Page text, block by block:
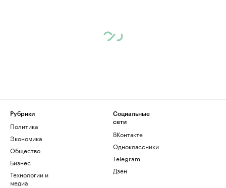
Рубрики
Политика
Экономика
Общество
Бизнес
Технологии и
медиа
Социальные
сети
ВКонтакте
Одноклассники
Telegram
Дзен